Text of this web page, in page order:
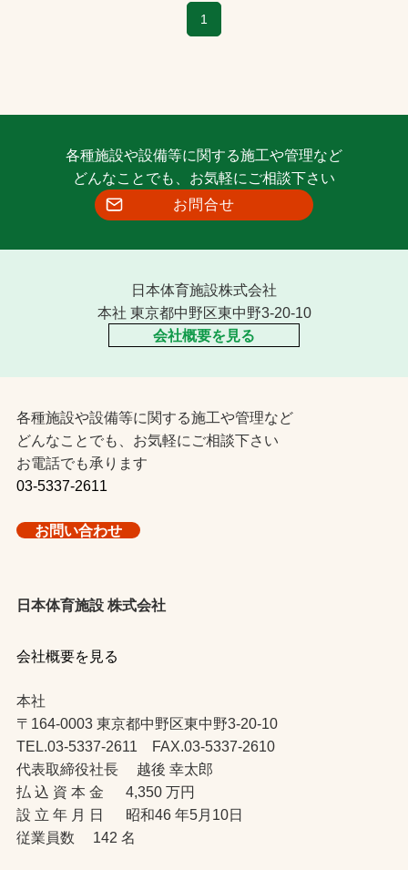
1
各種施設や設備等に関する施工や管理など
どんなことでも、お気軽にご相談下さい
お問合せ
日本体育施設株式会社
本社 東京都中野区東中野3-20-10
会社概要を見る
各種施設や設備等に関する施工や管理など
どんなことでも、お気軽にご相談下さい
お電話でも承ります
03-5337-2611
お問い合わせ
日本体育施設 株式会社
会社概要を見る
本社
〒164-0003 東京都中野区東中野3-20-10
TEL.03-5337-2611 FAX.03-5337-2610
代表取締役社長 越後 幸太郎
払 込 資 本 金 4,350 万円
設 立 年 月 日 昭和46 年5月10日
従業員数 142 名